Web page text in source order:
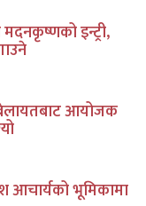
इन्ट्री,
आयोजक
आचार्यको भूमिकामा